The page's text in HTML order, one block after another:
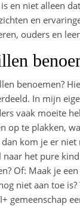
en niet alleen
en
ouders en
benoemen?
In mijn
vaak moeite
op te plakken,
kom je er niet
naar het pure
Of: Maak je een
niet aan toe
gemeenschap